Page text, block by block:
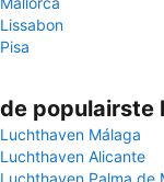
Lissabon
Pisa
de populairste
Luchthaven Málaga
Luchthaven Alicante
Luchthaven Palma de